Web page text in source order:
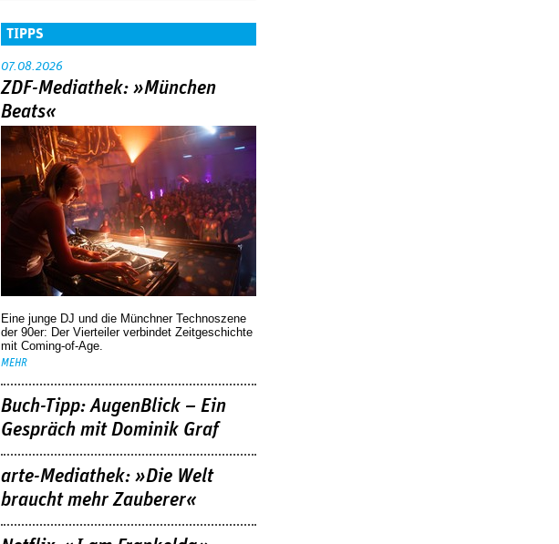
TIPPS
07.08.2026
ZDF-Mediathek: »München
Beats«
Eine junge DJ und die Münchner Technoszene
der 90er: Der Vierteiler verbindet Zeitgeschichte
mit Coming-of-Age.
MEHR
Buch-Tipp: AugenBlick – Ein
Gespräch mit Dominik Graf
arte-Mediathek: »Die Welt
braucht mehr Zauberer«